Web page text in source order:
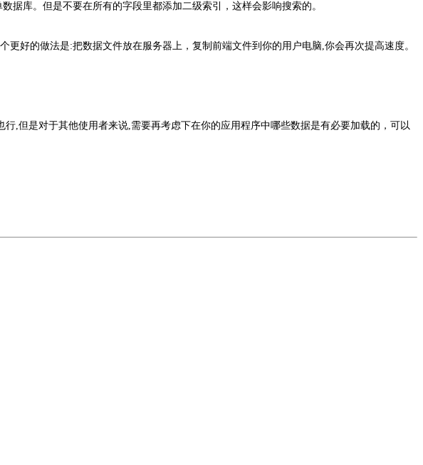
库。但是不要在所有的字段里都添加二级索引，这样会影响搜索的。
好的做法是:把数据文件放在服务器上，复制前端文件到你的用户电脑,你会再次提高速度。
是对于其他使用者来说,需要再考虑下在你的应用程序中哪些数据是有必要加载的，可以